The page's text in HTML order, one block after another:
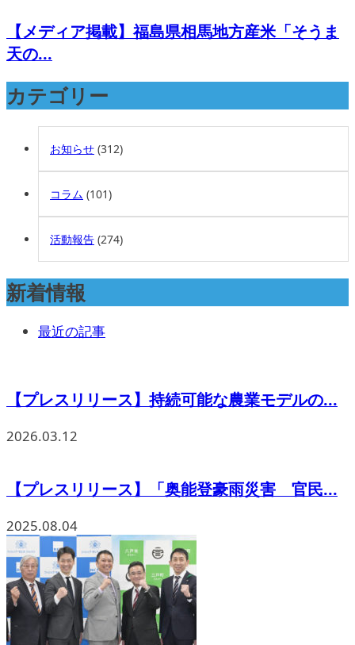
【メディア掲載】福島県相馬地方産米「そうま
天の...
カテゴリー
お知らせ (312)
コラム (101)
活動報告 (274)
新着情報
最近の記事
【プレスリリース】持続可能な農業モデルの...
2026.03.12
【プレスリリース】「奥能登豪雨災害 官民...
2025.08.04